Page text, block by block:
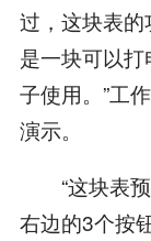
过，这块表的
是一块可以
子使用。”工
演示。
“这块表预
右边的3个按